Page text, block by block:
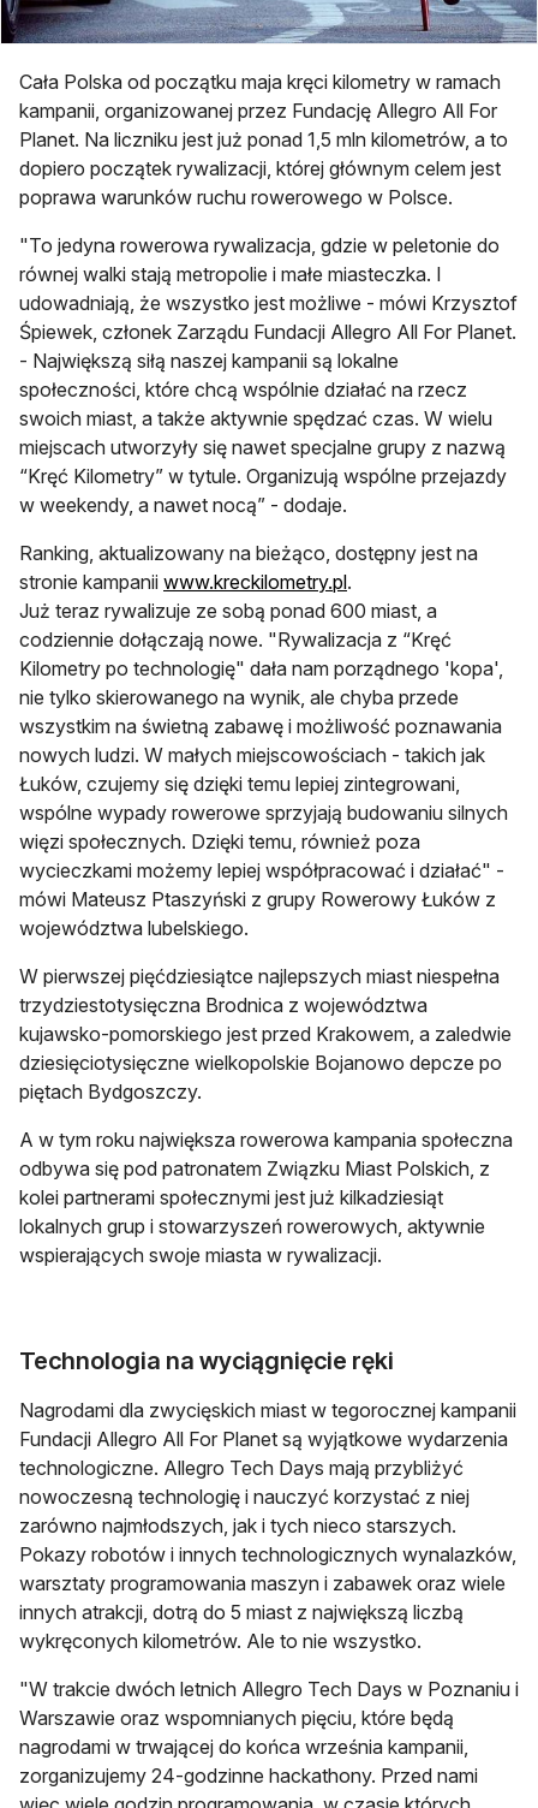
Cała Polska od początku maja kręci kilometry w ramach
kampanii, organizowanej przez Fundację Allegro All For
Planet. Na liczniku jest już ponad 1,5 mln kilometrów, a to
dopiero początek rywalizacji, której głównym celem jest
poprawa warunków ruchu rowerowego w Polsce.
"To jedyna rowerowa rywalizacja, gdzie w peletonie do
równej walki stają metropolie i małe miasteczka. I
udowadniają, że wszystko jest możliwe - mówi Krzysztof
Śpiewek, członek Zarządu Fundacji Allegro All For Planet.
- Największą siłą naszej kampanii są lokalne
społeczności, które chcą wspólnie działać na rzecz
swoich miast, a także aktywnie spędzać czas. W wielu
miejscach utworzyły się nawet specjalne grupy z nazwą
“Kręć Kilometry” w tytule. Organizują wspólne przejazdy
w weekendy, a nawet nocą” - dodaje.
Ranking, aktualizowany na bieżąco, dostępny jest na
stronie kampanii www.kreckilometry.pl.
Już teraz rywalizuje ze sobą ponad 600 miast, a
codziennie dołączają nowe. "Rywalizacja z “Kręć
Kilometry po technologię" dała nam porządnego 'kopa',
nie tylko skierowanego na wynik, ale chyba przede
wszystkim na świetną zabawę i możliwość poznawania
nowych ludzi. W małych miejscowościach - takich jak
Łuków, czujemy się dzięki temu lepiej zintegrowani,
wspólne wypady rowerowe sprzyjają budowaniu silnych
więzi społecznych. Dzięki temu, również poza
wycieczkami możemy lepiej współpracować i działać" -
mówi Mateusz Ptaszyński z grupy Rowerowy Łuków z
województwa lubelskiego.
W pierwszej pięćdziesiątce najlepszych miast niespełna
trzydziestotysięczna Brodnica z województwa
kujawsko-pomorskiego jest przed Krakowem, a zaledwie
dziesięciotysięczne wielkopolskie Bojanowo depcze po
piętach Bydgoszczy.
A w tym roku największa rowerowa kampania społeczna
odbywa się pod patronatem Związku Miast Polskich, z
kolei partnerami społecznymi jest już kilkadziesiąt
lokalnych grup i stowarzyszeń rowerowych, aktywnie
wspierających swoje miasta w rywalizacji.
Technologia na wyciągnięcie ręki
Nagrodami dla zwycięskich miast w tegorocznej kampanii
Fundacji Allegro All For Planet są wyjątkowe wydarzenia
technologiczne. Allegro Tech Days mają przybliżyć
nowoczesną technologię i nauczyć korzystać z niej
zarówno najmłodszych, jak i tych nieco starszych.
Pokazy robotów i innych technologicznych wynalazków,
warsztaty programowania maszyn i zabawek oraz wiele
innych atrakcji, dotrą do 5 miast z największą liczbą
wykręconych kilometrów. Ale to nie wszystko.
"W trakcie dwóch letnich Allegro Tech Days w Poznaniu i
Warszawie oraz wspomnianych pięciu, które będą
nagrodami w trwającej do końca września kampanii,
zorganizujemy 24-godzinne hackathony. Przed nami